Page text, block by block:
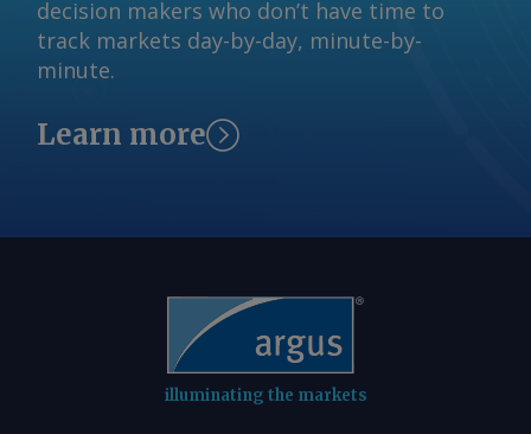
decision makers who don’t have time to
track markets day-by-day, minute-by-
minute.
Learn more
illuminating the markets